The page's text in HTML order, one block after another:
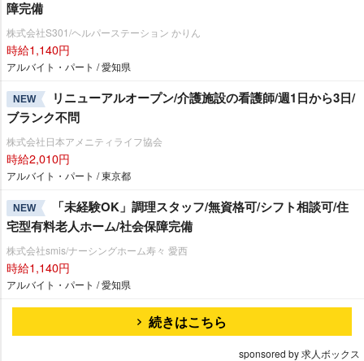
障完備
株式会社S301/ヘルパーステーション かりん
時給1,140円
アルバイト・パート / 愛知県
NEW
リニューアルオープン/介護施設の看護師/週1日から3日/
ブランク不問
株式会社日本アメニティライフ協会
時給2,010円
アルバイト・パート / 東京都
NEW
「未経験OK」調理スタッフ/無資格可/シフト相談可/住
宅型有料老人ホーム/社会保障完備
株式会社smis/ナーシングホーム寿々 愛西
時給1,140円
アルバイト・パート / 愛知県
続きはこちら
sponsored by 求人ボックス